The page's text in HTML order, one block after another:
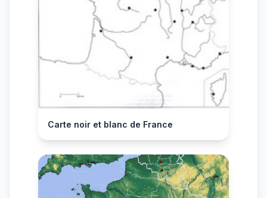
Carte noir et blanc de France